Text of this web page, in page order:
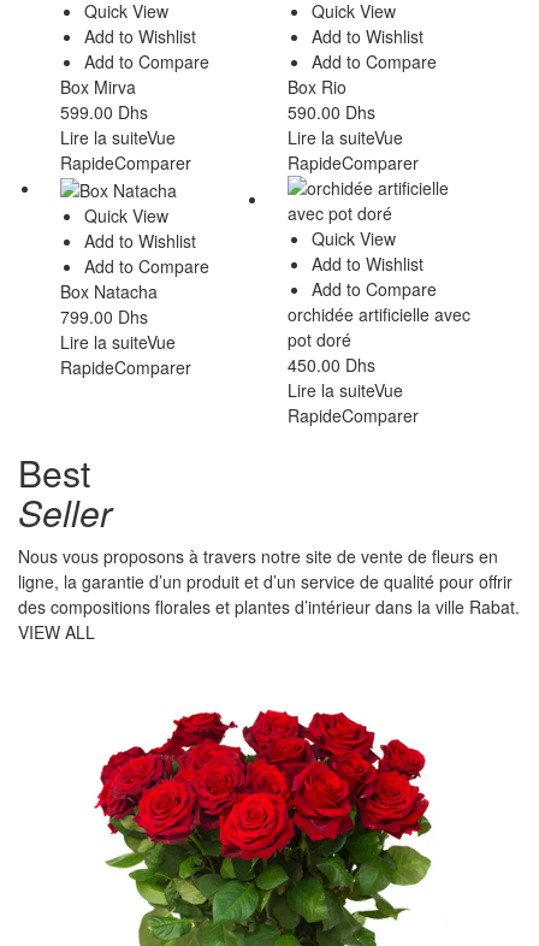
Quick View
Add to Wishlist
Add to Compare
Box Mirva
599.00 Dhs
Lire la suiteVue
RapideComparer
Quick View
Add to Wishlist
Add to Compare
Box Rio
590.00 Dhs
Lire la suiteVue
RapideComparer
Quick View
Add to Wishlist
Add to Compare
Box Natacha
799.00 Dhs
Lire la suiteVue
RapideComparer
Quick View
Add to Wishlist
Add to Compare
orchidée artificielle avec
pot doré
450.00 Dhs
Lire la suiteVue
RapideComparer
Best
Seller
Nous vous proposons à travers notre site de vente de fleurs en
ligne, la garantie d’un produit et d’un service de qualité pour offrir
des compositions florales et plantes d’intérieur dans la ville Rabat.
VIEW ALL